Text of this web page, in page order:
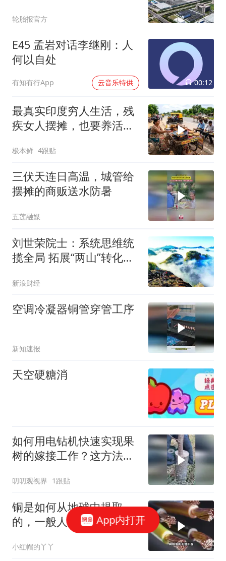
轮胎报官方
E45 孟岩对话李继刚：人
何以自处
有知有行App 云音乐特供 00:12
最真实印度穷人生活，残
疾女人摆摊，也要养活一
极本鲜 4跟贴
三伏天连日高温，城管给
摆摊的商贩送水防暑
五莲融媒
刘世荣院士：系统思维统
揽全局 拓展“两山”转化路
新浪财经
空调冷凝器铜管穿管工序
新知速报
天空硬糖消
如何用电钻机快速实现果
树的嫁接工作？这方法保
叨叨观视界 1跟贴
铜是如何从地球中提取
的，一般人没见过，工艺
令人大开眼界
小红帽的丫丫
App内打开